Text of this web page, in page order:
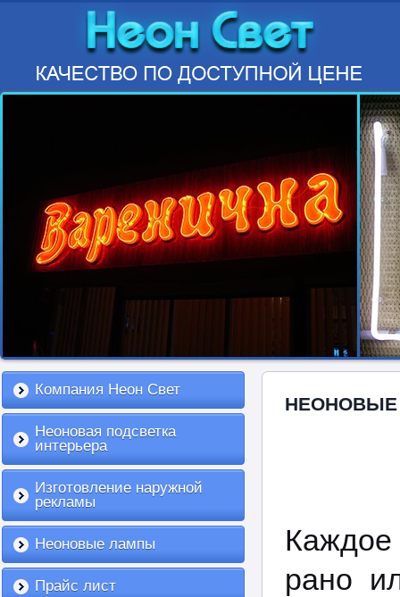
Компания Неон Свет
Неоновая подсветка
интерьера
Изготовление наружной
рекламы
Неоновые лампы
Прайс лист
НЕОНОВЫЕ
рано